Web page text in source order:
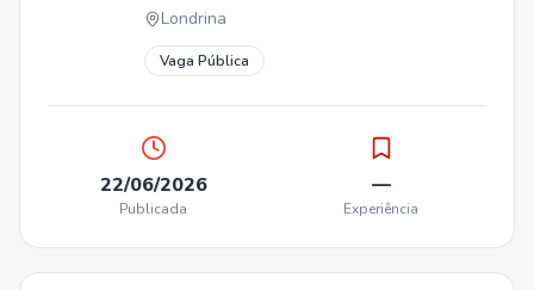
Londrina
Vaga Pública
22/06/2026
Publicada
—
Experiência